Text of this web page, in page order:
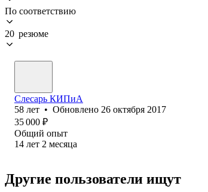
По соответствию
20 резюме
Слесарь КИПиА
58 лет • Обновлено 26 октября 2017
35 000 ₽
Общий опыт
14 лет 2 месяца
Другие пользователи ищут